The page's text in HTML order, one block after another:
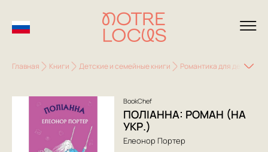
Главная Книги Детские и семейные книги Романтика для детей
BookChef
ПОЛІАННА: РОМАН (НА
УКР.)
Елеонор Портер